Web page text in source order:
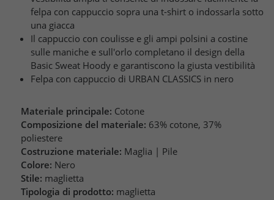
felpa con cappuccio sopra una t-shirt o indossarla sotto
una giacca
Il cappuccio con coulisse e gli ampi polsini a costine
sulle maniche e sull'orlo completano il design della
Basic Sweat Hoody e garantiscono la giusta vestibilità
Felpa con cappuccio di URBAN CLASSICS in nero
Materiale principale: Cotone
Composizione del materiale: 63% cotone, 37%
poliestere
Costruzione materiale: Maglia | Pile
Colore: Nero
Stile: maglietta
Tipologia di prodotto: maglietta